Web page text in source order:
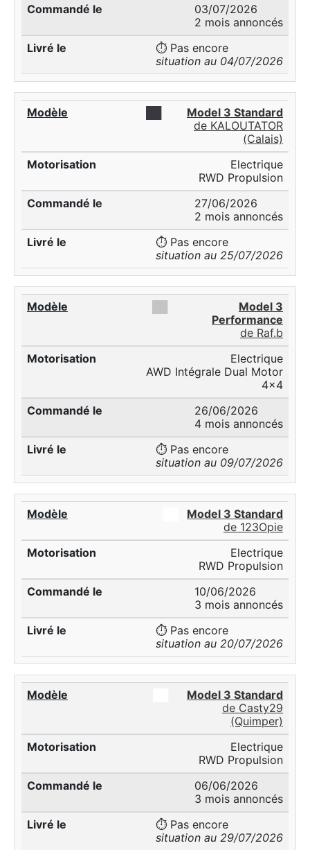
03/07/2026
2 mois annoncés
⏱️ Pas encore
situation au 04/07/2026
Model 3 Standard
de KALOUTATOR
(Calais)
Electrique
RWD Propulsion
27/06/2026
2 mois annoncés
⏱️ Pas encore
situation au 25/07/2026
Model 3
Performance
de Raf.b
Electrique
AWD Intégrale Dual Motor
4x4
26/06/2026
4 mois annoncés
⏱️ Pas encore
situation au 09/07/2026
Model 3 Standard
de 123Opie
Electrique
RWD Propulsion
10/06/2026
3 mois annoncés
⏱️ Pas encore
situation au 20/07/2026
Model 3 Standard
de Casty29
(Quimper)
Electrique
RWD Propulsion
06/06/2026
3 mois annoncés
⏱️ Pas encore
situation au 29/07/2026